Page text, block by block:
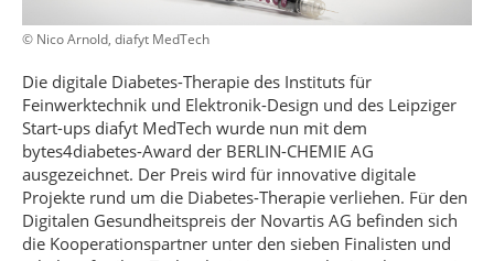
© Nico Arnold, diafyt MedTech
Die digitale Diabetes-Therapie des Instituts für
Feinwerktechnik und Elektronik-Design und des Leipziger
Start-ups diafyt MedTech wurde nun mit dem
bytes4diabetes-Award der BERLIN-CHEMIE AG
ausgezeichnet. Der Preis wird für innovative digitale
Projekte rund um die Diabetes-Therapie verliehen. Für den
Digitalen Gesundheitspreis der Novartis AG befinden sich
die Kooperationspartner unter den sieben Finalisten und